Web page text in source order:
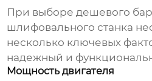
При выборедешевого
шлифовального станка
несколько ключевых
надежный и
Мощность двигателя